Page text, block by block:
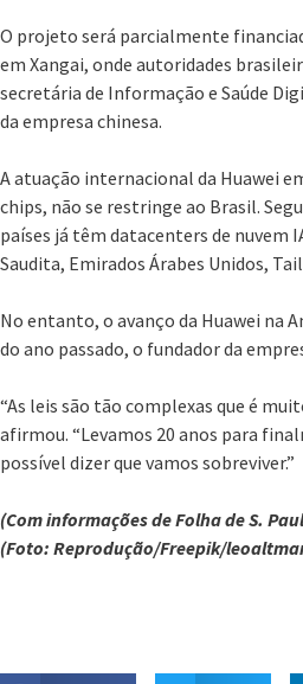
O projeto será parcialmente
em Xangai, onde autoridades
secretária de Informação e Saúde
da empresa chinesa.
A atuação internacional da Huawei
chips, não se restringe ao Brasil.
países já têm datacenters de nuvem
Saudita, Emirados Árabes Unidos,
No entanto, o avanço da Huawei na
do ano passado, o fundador da
“As leis são tão complexas que é
afirmou. “Levamos 20 anos para
possível dizer que vamos sobreviver.”
(Com informações de Folha de S.
(Foto: Reprodução/Freepik/